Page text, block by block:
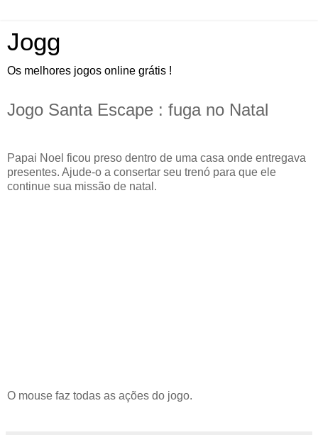
Jogg
Os melhores jogos online grátis !
Jogo Santa Escape : fuga no Natal
Papai Noel ficou preso dentro de uma casa onde entregava
presentes. Ajude-o a consertar seu trenó para que ele
continue sua missão de natal.
O mouse faz todas as ações do jogo.